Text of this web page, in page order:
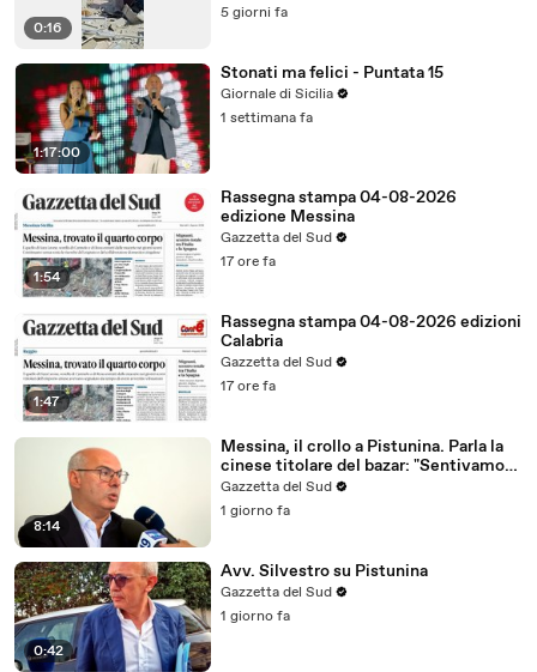
0:16
5 giorni fa
1:17:00
Stonati ma felici - Puntata 15
Giornale di Sicilia
1 settimana fa
1:54
Rassegna stampa 04-08-2026
edizione Messina
Gazzetta del Sud
17 ore fa
1:47
Rassegna stampa 04-08-2026 edizioni
Calabria
Gazzetta del Sud
17 ore fa
8:14
Messina, il crollo a Pistunina. Parla la
cinese titolare del bazar: "Sentivamo
vibrazioni da molti giorni e avevamo
avvertito la proprietà"
Gazzetta del Sud
1 giorno fa
0:42
Avv. Silvestro su Pistunina
Gazzetta del Sud
1 giorno fa